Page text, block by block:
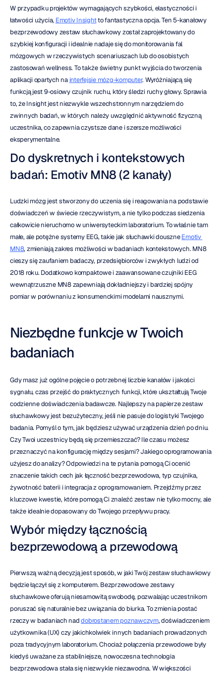
W przypadku projektów wymagających szybkości, elastyczności i
łatwości użycia, Emotiv Insight to fantastyczna opcja. Ten 5-kanałowy
bezprzewodowy zestaw słuchawkowy został zaprojektowany do
szybkiej konfiguracji i idealnie nadaje się do monitorowania fal
mózgowych w rzeczywistych scenariuszach lub do osobistych
zastosowań wellness. To także świetny punkt wyjścia do tworzenia
aplikacji opartych na interfejsie mózg-komputer. Wyróżniającą się
funkcją jest 9-osiowy czujnik ruchu, który śledzi ruchy głowy. Sprawia
to, że Insight jest niezwykle wszechstronnym narzędziem do
zwinnych badań, w których należy uwzględnić aktywność fizyczną
uczestnika, co zapewnia czystsze dane i szersze możliwości
eksperymentalne.
Do dyskretnych i kontekstowych
badań: Emotiv MN8 (2 kanały)
Ludzki mózg jest stworzony do uczenia się i reagowania na podstawie
doświadczeń w świecie rzeczywistym, a nie tylko podczas siedzenia
całkowicie nieruchomo w uniwersyteckim laboratorium. To właśnie tam
małe, ale potężne systemy EEG, takie jak słuchawki douszne Emotiv
MN8, zmieniają zakres możliwości w badaniach kontekstowych. MN8
cieszy się zaufaniem badaczy, przedsiębiorców i zwykłych ludzi od
2018 roku. Dodatkowo kompaktowe i zaawansowane czujniki EEG
wewnątrzuszne MN8 zapewniają dokładniejszy i bardziej spójny
pomiar w porównaniu z konsumenckimi modelami nausznymi.
Niezbędne funkcje w Twoich
badaniach
Gdy masz już ogólne pojęcie o potrzebnej liczbie kanałów i jakości
sygnału, czas przejść do praktycznych funkcji, które ukształtują Twoje
codzienne doświadczenia badawcze. Najlepszy na papierze zestaw
słuchawkowy jest bezużyteczny, jeśli nie pasuje do logistyki Twojego
badania. Pomyśl o tym, jak będziesz używać urządzenia dzień po dniu.
Czy Twoi uczestnicy będą się przemieszczać? Ile czasu możesz
przeznaczyć na konfigurację między sesjami? Jakiego oprogramowania
użyjesz do analizy? Odpowiedzi na te pytania pomogą Ci ocenić
znaczenie takich cech jak łączność bezprzewodowa, typ czujnika,
żywotność baterii i integracja z oprogramowaniem. Przejdźmy przez
kluczowe kwestie, które pomogą Ci znaleźć zestaw nie tylko mocny, ale
także idealnie dopasowany do Twojego przepływu pracy.
Wybór między łącznością
bezprzewodową a przewodową
Pierwszą ważną decyzją jest sposób, w jaki Twój zestaw słuchawkowy
będzie łączył się z komputerem. Bezprzewodowe zestawy
słuchawkowe oferują niesamowitą swobodę, pozwalając uczestnikom
poruszać się naturalnie bez uwiązania do biurka. To zmienia postać
rzeczy w badaniach nad dobrostanem poznawczym, doświadczeniem
użytkownika (UX) czy jakichkolwiek innych badaniach prowadzonych
poza tradycyjnym laboratorium. Chociaż połączenia przewodowe były
kiedyś uważane za stabilniejsze, nowoczesna technologia
bezprzewodowa stała się niezwykle niezawodna. W większości